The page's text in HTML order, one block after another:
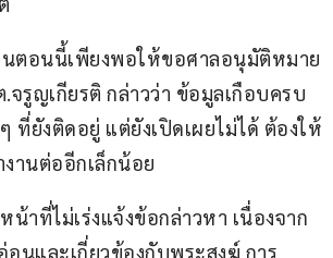
นตอนนี้เพียงพอให้ขอศาลอนุมัติหมาย
รูญเกียรติ กล่าวว่า ข้อมูลเกือบครบ
ที่ยังติดอยู่ แต่ยังเปิดเผยไม่ได้ ต้องให้
านต่ออีกเล็กน้อย
น้าที่ไม่เร่งแจ้งข้อกล่าวหา เนื่องจาก
อนและเกี่ยวข้องกับพระสงฆ์ การ